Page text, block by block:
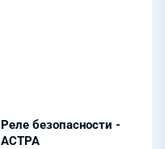
Реле безопасности -
АСТРА